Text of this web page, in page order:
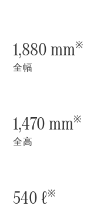
Sedan
C-Class
Sedan
S-Class
1,880 mm※
全幅
1,470 mm※
全高
540 ℓ※